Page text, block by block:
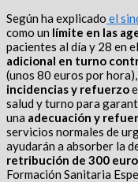
Según ha explicado el
como un límite en las
pacientes al día y 28 en
adicional en turno
(unos 80 euros por
incidencias y refuerzo
salud y turno para
una adecuación y
servicios normales de
ayudarán a absorber la
retribución de 300
Formación Sanitaria